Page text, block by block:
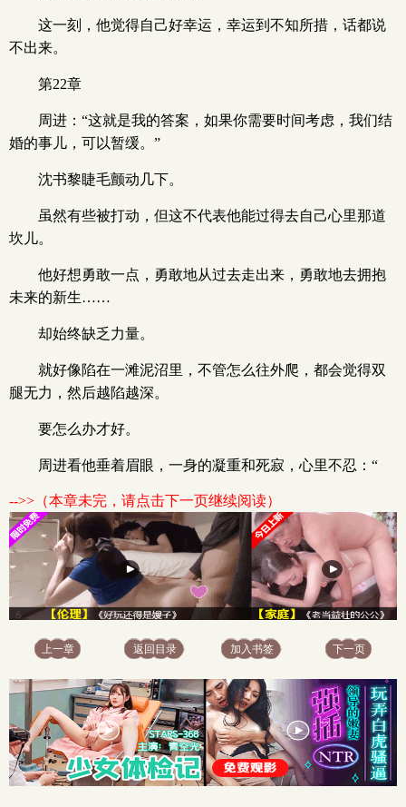
这一刻，他觉得自己好幸运，幸运到不知所措，话都说
不出来。
第22章
周进：“这就是我的答案，如果你需要时间考虑，我们结
婚的事儿，可以暂缓。”
沈书黎睫毛颤动几下。
虽然有些被打动，但这不代表他能过得去自己心里那道
坎儿。
他好想勇敢一点，勇敢地从过去走出来，勇敢地去拥抱
未来的新生……
却始终缺乏力量。
就好像陷在一滩泥沼里，不管怎么往外爬，都会觉得双
腿无力，然后越陷越深。
要怎么办才好。
周进看他垂着眉眼，一身的凝重和死寂，心里不忍：“
-->>（本章未完，请点击下一页继续阅读）
上一章 返回目录 加入书签 下一页